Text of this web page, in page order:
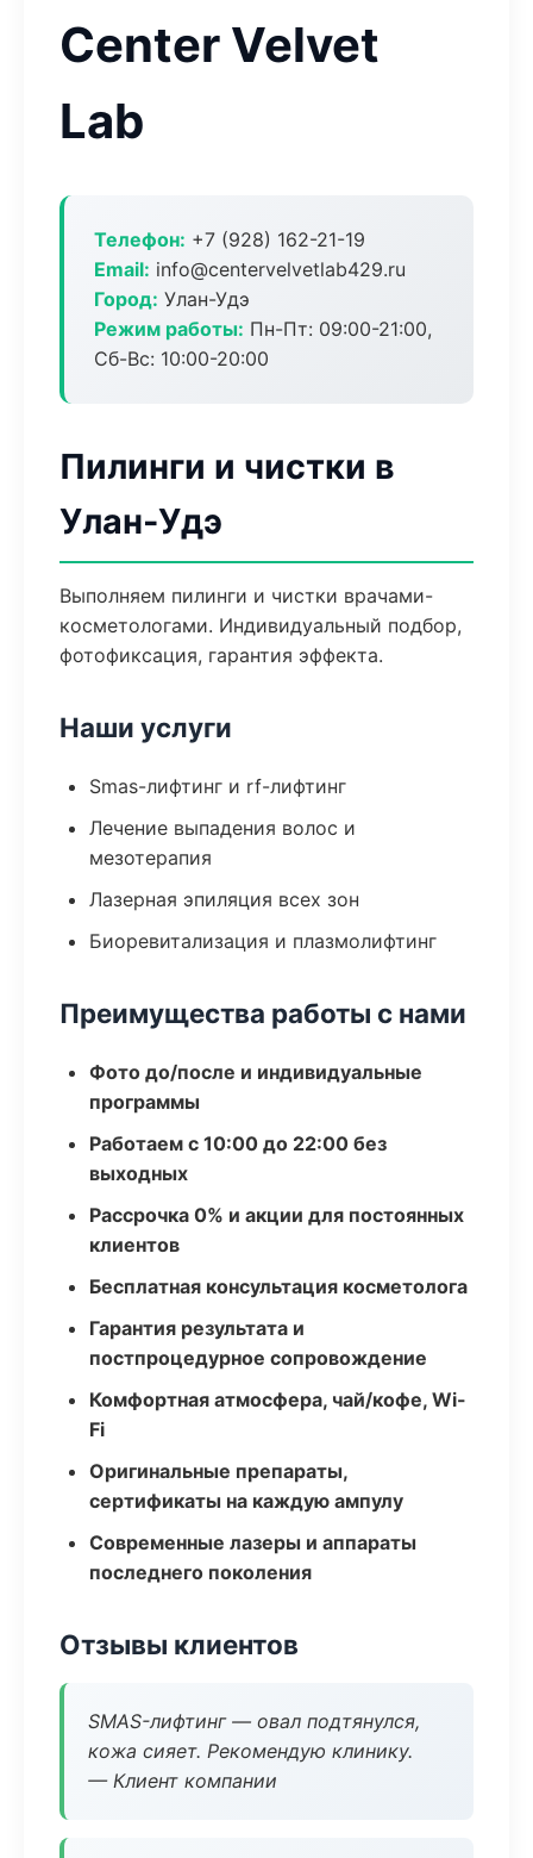
Center Velvet
Lab
Телефон: +7 (928) 162-21-19
Email: info@centervelvetlab429.ru
Город: Улан-Удэ
Режим работы: Пн-Пт: 09:00-21:00,
Сб-Вс: 10:00-20:00
Пилинги и чистки в
Улан-Удэ
Выполняем пилинги и чистки врачами-
косметологами. Индивидуальный подбор,
фотофиксация, гарантия эффекта.
Наши услуги
Smas-лифтинг и rf-лифтинг
Лечение выпадения волос и
мезотерапия
Лазерная эпиляция всех зон
Биоревитализация и плазмолифтинг
Преимущества работы с нами
Фото до/после и индивидуальные
программы
Работаем с 10:00 до 22:00 без
выходных
Рассрочка 0% и акции для постоянных
клиентов
Бесплатная консультация косметолога
Гарантия результата и
постпроцедурное сопровождение
Комфортная атмосфера, чай/кофе, Wi-
Fi
Оригинальные препараты,
сертификаты на каждую ампулу
Современные лазеры и аппараты
последнего поколения
Отзывы клиентов
SMAS-лифтинг — овал подтянулся,
кожа сияет. Рекомендую клинику.
— Клиент компании